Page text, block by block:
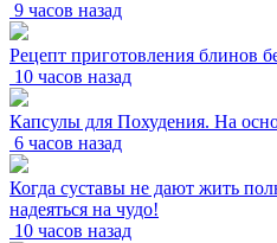
9 часов назад
Рецепт приготовления блинов
10 часов назад
Капсулы для Похудения. На
6 часов назад
Когда суставы не дают жить
надеяться на чудо!
10 часов назад